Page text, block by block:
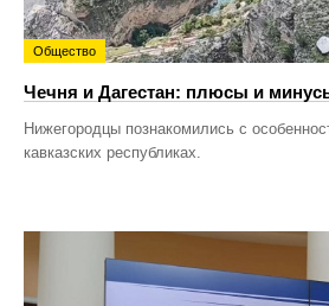
Общество
Чечня и Дагестан: плюсы и
Нижегородцы познакомились с
кавказских республиках.